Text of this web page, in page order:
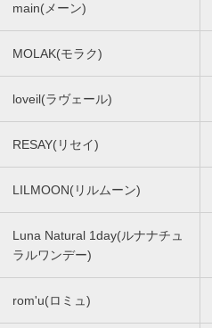
main(メーン)
MOLAK(モラク)
loveil(ラヴェール)
RESAY(リセイ)
LILMOON(リルムーン)
Luna Natural 1day(ルナナチュ
ラルワンデー)
rom'u(ロミュ)